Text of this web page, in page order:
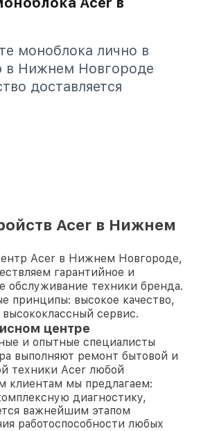
моноблока лично в
в Нижнем Новгороде
доставляется
Acer в Нижнем
Acer в Нижнем Новгороде,
гарантийное и
обслуживание техники бренда.
принципы: высокое качество,
сервис.
центре
и опытные специалисты
выполняют ремонт бытовой и
техники Acer любой
клиентам мы предлагаем:
диагностику,
важнейшим этапом
работоспособности любых